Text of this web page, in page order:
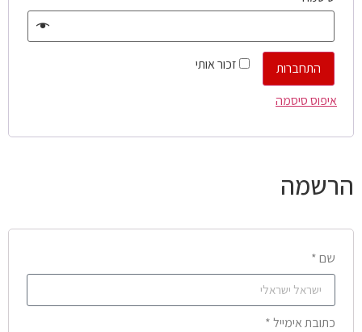
זכור אותי
התחברות
איפוס סיסמה
הרשמה
שם *
כתובת אימייל *